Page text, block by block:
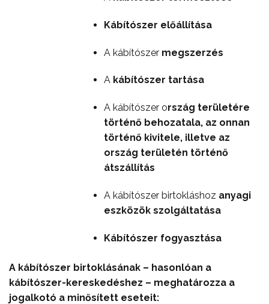
Kábítószer előállítása
A kábítószer megszerzés
A kábítószer tartása
A kábítószer ország területére
történő behozatala, az onnan
történő kivitele, illetve az
ország területén történő
átszállítás
A kábítószer birtokláshoz anyagi
eszközök szolgáltatása
Kábítószer fogyasztása
A kábítószer birtoklásának – hasonlóan a
kábítószer-kereskedéshez – meghatározza a
jogalkotó a minősített eseteit: